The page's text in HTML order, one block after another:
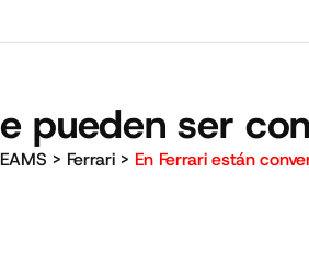
pueden ser
> Ferrari> En Ferrari están